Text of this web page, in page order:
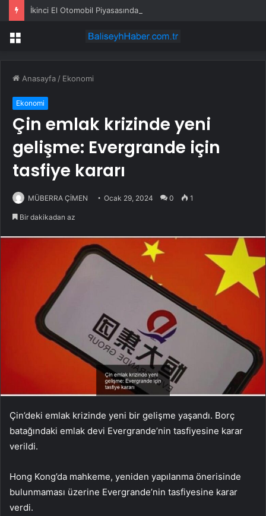
İkinci El Otomobil Piyasasında Temmuz 2024 Gelişmeleri
Menü
Anasayfa / Ekonomi
Ekonomi
Çin emlak krizinde yeni
gelişme: Evergrande için
tasfiye kararı
MÜBERRA ÇİMEN Ocak 29, 2024 0 1
Bir dakikadan az
Çin’deki emlak krizinde yeni bir gelişme yaşandı. Borç
batağındaki emlak devi Evergrande’nin tasfiyesine karar
verildi.
Hong Kong’da mahkeme, yeniden yapılanma önerisinde
bulunmaması üzerine Evergrande’nin tasfiyesine karar
verdi.